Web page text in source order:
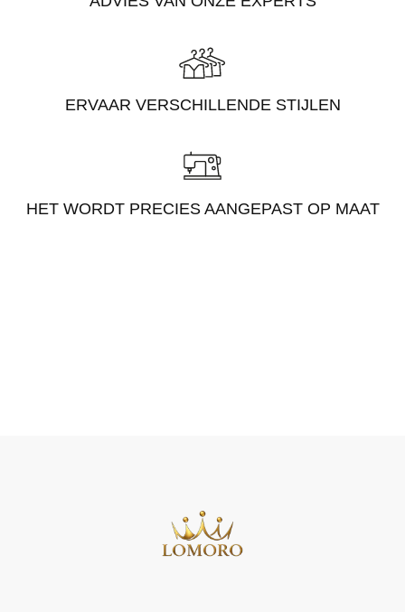
ERVAAR VERSCHILLENDE STIJLEN
HET WORDT PRECIES AANGEPAST OP MAAT